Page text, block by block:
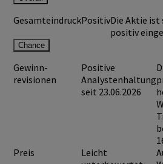
GesamteindruckPositivDie Aktie ist
positiv
Chance
Gewinn-
revisionen
Positive
Analystenhaltung
seit 23.06.2026
Preis
Leicht